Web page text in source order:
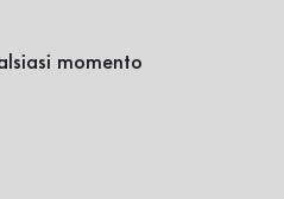
momento